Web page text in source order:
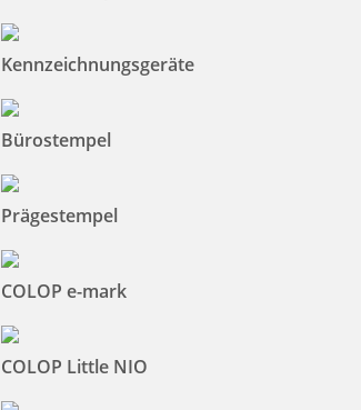
Kennzeichnungsgeräte
Bürostempel
Prägestempel
COLOP e-mark
COLOP Little NIO